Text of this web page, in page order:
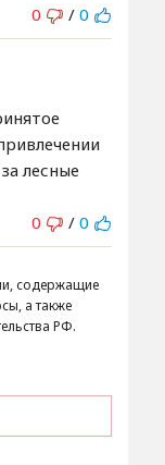
0
/ 0
лесные
0
/ 0
содержащие
а также
РФ.